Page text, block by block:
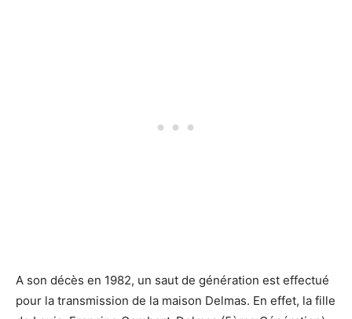
A son décès en 1982, un saut de génération est effectué
pour la transmission de la maison Delmas. En effet, la fille